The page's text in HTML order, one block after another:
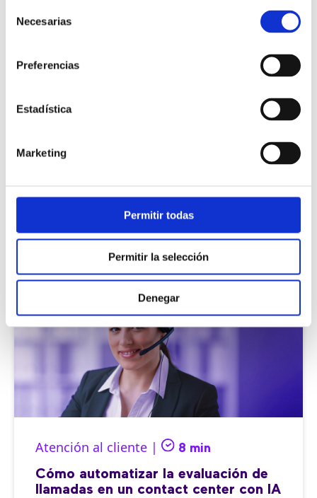
Necesarias
Preferencias
Estadística
Marketing
Permitir todas
Permitir la selección
Denegar
Atención al cliente | 8 min
Cómo automatizar la evaluación de
llamadas en un contact center con IA